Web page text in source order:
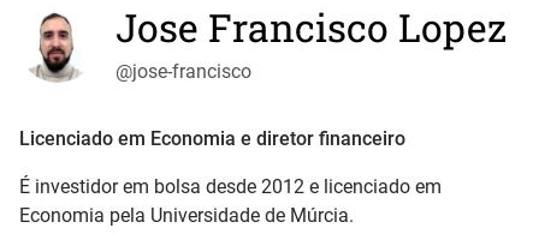
Jose Francisco Lopez
@jose-francisco
Licenciado em Economia e diretor financeiro
É investidor em bolsa desde 2012 e licenciado em
Economia pela Universidade de Múrcia.